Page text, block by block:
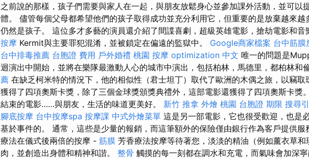
之前說的那樣，孩子們需要與家人在一起，與朋友放鬆身心並參加課外活動，並可以
體。 儘管每個父母都希望他們的孩子取得成功並充分利用它，但重要的是放棄越來越
仍然是孩子。 這位多才多藝的演員還介紹了間諜喜劇，超級英雄電影，搶劫電影和音
按摩 Kermit與主要罪犯混淆，並被鎖定在偏遠的監獄中。 Google商家檔案 台中筋膜
台中排毒推薦 台胞證 費用 戶外婚禮 桃園 按摩 optimization 中文 唯一的問題是
迴演出中開始，並將在樂隊最激動人心的城市中演出，包括柏林，馬德里，都柏林和
薦 在缺乏柯米特的情況下，他的相似性（君士坦丁）取代了歐洲的木偶之旅，以竊取
獲得了四項奧斯卡獎，除了三個金球獎頒獎典禮外，這部電影還獲得了四項奧斯卡獎。
結束的電影……與朋友，生活的味道更美好。 新竹 推拿 外燴 桃園 台胞證 期限 搜尋
腳底按摩 台中按摩spa 按摩課 中式外燴菜單 這是另一部電影，它也很受歡迎，也是
基於事件的。 通常，這些是少量的報銷，而這筆額外的保險僅由銀行作為客戶提供服
療法在儀式後兩倍的按摩 - 筋膜 芳香療法按摩等待著您，淡淡的精油（例如薰衣草
肉，並創造出身體和精神和諧。 整骨 觸摸的每一刻都在調水和充電，而氣味會加深